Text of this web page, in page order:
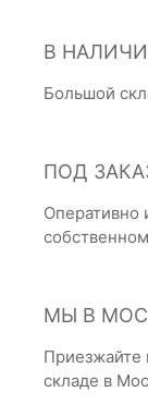
В
Большой
ПОД
Оперативно
МЫ В
Приезжайте
складе в